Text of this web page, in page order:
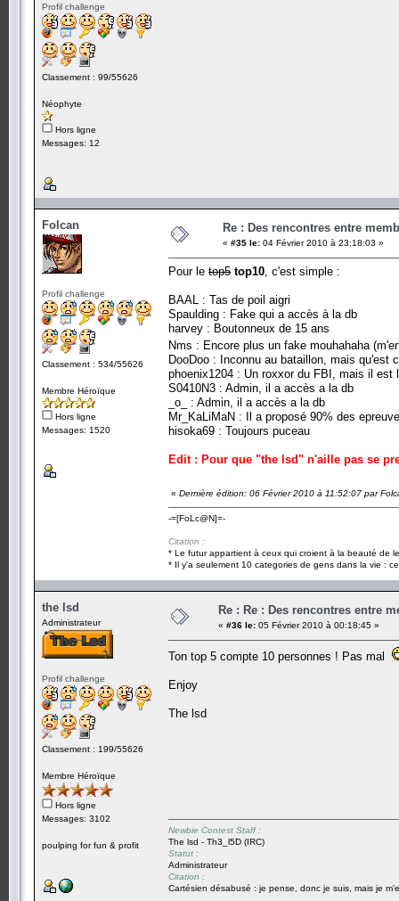
Profil challenge
Classement : 99/55626
Néophyte
Hors ligne
Messages: 12
Folcan
Profil challenge
Classement : 534/55626
Membre Héroïque
Hors ligne
Messages: 1520
Re : Des rencontres entre
« #35 le: 04 Février 2010 à 23:18:03 »
Pour le top5 top10 , c'est simple :
BAAL : Tas de poil aigri
Spaulding : Fake qui a accès à la db
harvey : Boutonneux de 15 ans
Nms : Encore plus un fake mouhahaha
DooDoo : Inconnu au bataillon, mais qu'est
phoenix1204 : Un roxxor du FBI, mais il
S0410N3 : Admin, il a accès a la db
_o_ : Admin, il a accès a la db
Mr_KaLiMaN : Il a proposé 90% des
hisoka69 : Toujours puceau
Edit : Pour que "the lsd" n'aille pas se
« Dernière édition: 06 Février 2010 à 11:52:07 par
-=[FoLc@N]=-
Citation :
* Le futur appartient à ceux qui croient à la beauté de
* Il y'a seulement 10 categories de gens dans la vie :
the lsd
Administrateur
Profil challenge
Classement : 199/55626
Membre Héroïque
Hors ligne
Messages: 3102
poulping for fun & profit
Re : Re : Des rencontres entre
« #36 le: 05 Février 2010 à 00:18:45 »
Ton top 5 compte 10 personnes ! Pas mal
Enjoy
The lsd
Newbie Contest Staff :
The lsd - Th3_l5D (IRC)
Statut :
Administrateur
Citation :
Cartésien désabusé : je pense, donc je suis, mais je